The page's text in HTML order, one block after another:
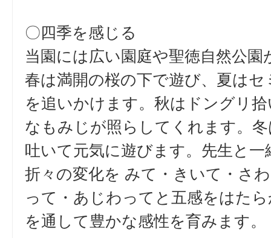
〇四季を感じる
当園には広い園庭や聖徳自然公園
春は満開の桜の下で遊び、夏は
を追いかけます。秋はドングリ
なもみじが照らしてくれます。
吐いて元気に遊びます。先生と一
折々の変化を みて・きいて・さ
って・あじわってと五感をはた
を通して豊かな感性を育みます。